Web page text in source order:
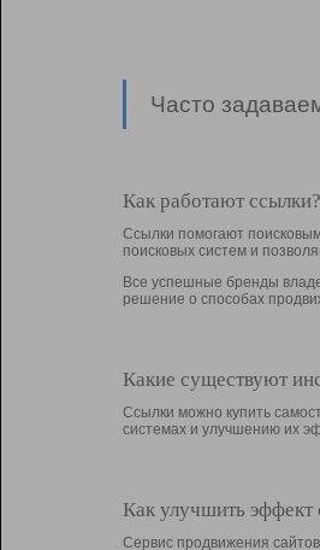
Часто
Как работают ссылки?
Ссылки помогают
поисковых систем и
Все успешные бренды
решение о способах
Какие существуют
Ссылки можно купить
системах и улучшению их
Как улучшить эффект
Сервис продвижения